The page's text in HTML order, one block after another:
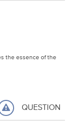
the essence of the
QUESTION